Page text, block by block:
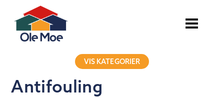
VIS KATEGORIER
Antifouling